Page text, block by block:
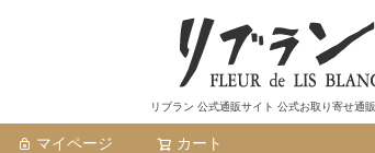
リブラン 公式通販サイト 公式お取り寄せ通
マイページ カート